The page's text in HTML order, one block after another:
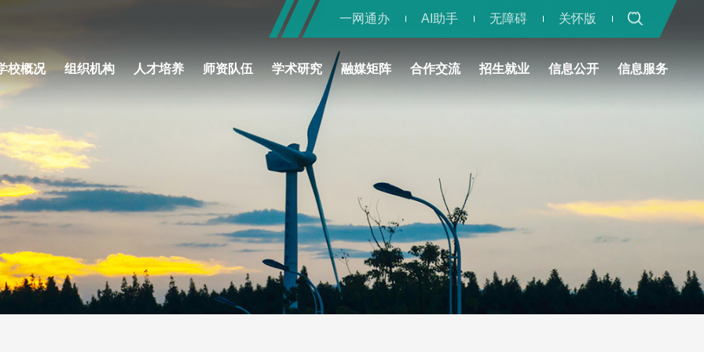
关怀版
无障碍
AI助手
一网通办
校概况 组织机构 人才培养 师资队伍 学术研究 融媒矩阵 合作交流 招生就业 信息公开 信息服务